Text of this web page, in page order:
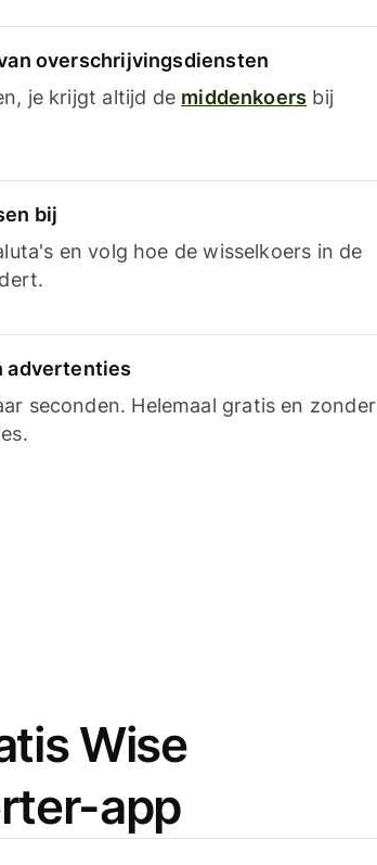
overschrijvingsdiensten
je krijgt altijd de middenkoers bij
bij
en volg hoe de wisselkoers in de
advertenties
seconden. Helemaal gratis en zonder
Wise
app